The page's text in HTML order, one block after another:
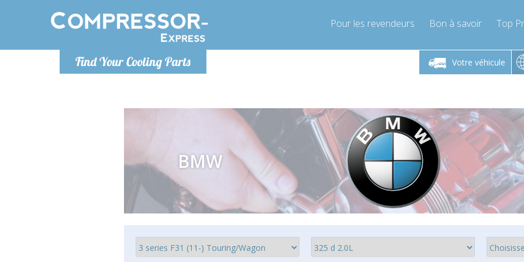
Find Your Cooling Parts
Pour les revendeurs Bon à savoir Top
Votre véhicule
Lundi-Vendredi 9h-17h Lundi-Vendredi 9h-17h
info@compressor-express.fr
Lundi-
BMW